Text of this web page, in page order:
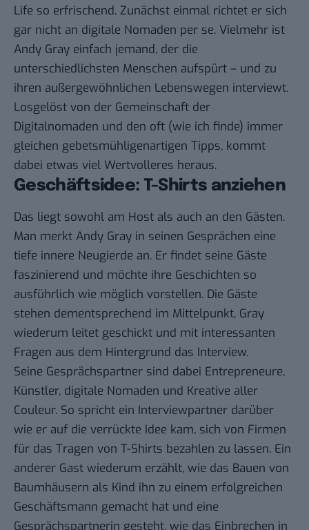
Life so erfrischend. Zunächst einmal richtet er sich
gar nicht an digitale Nomaden per se. Vielmehr ist
Andy Gray einfach jemand, der die
unterschiedlichsten Menschen aufspürt – und zu
ihren außergewöhnlichen Lebenswegen interviewt.
Losgelöst von der Gemeinschaft der
Digitalnomaden und den oft (wie ich finde) immer
gleichen gebetsmühligenartigen Tipps, kommt
dabei etwas viel Wertvolleres heraus.
Geschäftsidee: T-Shirts anziehen
Das liegt sowohl am Host als auch an den Gästen.
Man merkt Andy Gray in seinen Gesprächen eine
tiefe innere Neugierde an. Er findet seine Gäste
faszinierend und möchte ihre Geschichten so
ausführlich wie möglich vorstellen. Die Gäste
stehen dementsprechend im Mittelpunkt, Gray
wiederum leitet geschickt und mit interessanten
Fragen aus dem Hintergrund das Interview.
Seine Gesprächspartner sind dabei Entrepreneure,
Künstler, digitale Nomaden und Kreative aller
Couleur. So spricht ein Interviewpartner darüber
wie er auf die verrückte Idee kam, sich von Firmen
für das Tragen von T-Shirts bezahlen zu lassen. Ein
anderer Gast wiederum erzählt, wie das Bauen von
Baumhäusern als Kind ihn zu einem erfolgreichen
Geschäftsmann gemacht hat und eine
Gesprächspartnerin gesteht, wie das Einbrechen in